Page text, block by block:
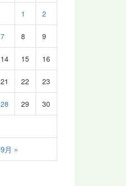
9月 »
1 2
7 8 9
14 15 16
21 22 23
28 29 30